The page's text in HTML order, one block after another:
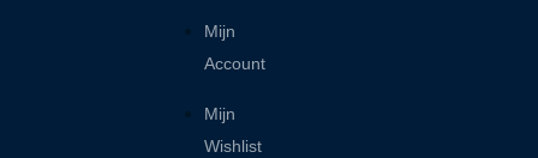
Mijn
Account
Mijn
Wishlist